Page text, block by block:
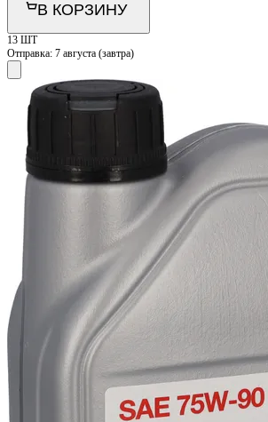
В КОРЗИНУ
13 ШТ
Отправка: 7 августа (завтра)